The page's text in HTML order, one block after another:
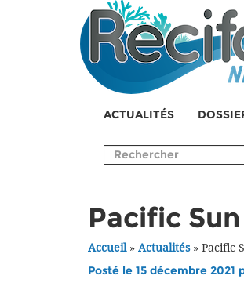
ACTUALITÉS
Pacific
Accueil» Actualités» Pacific
Posté le 15 décembre 2021